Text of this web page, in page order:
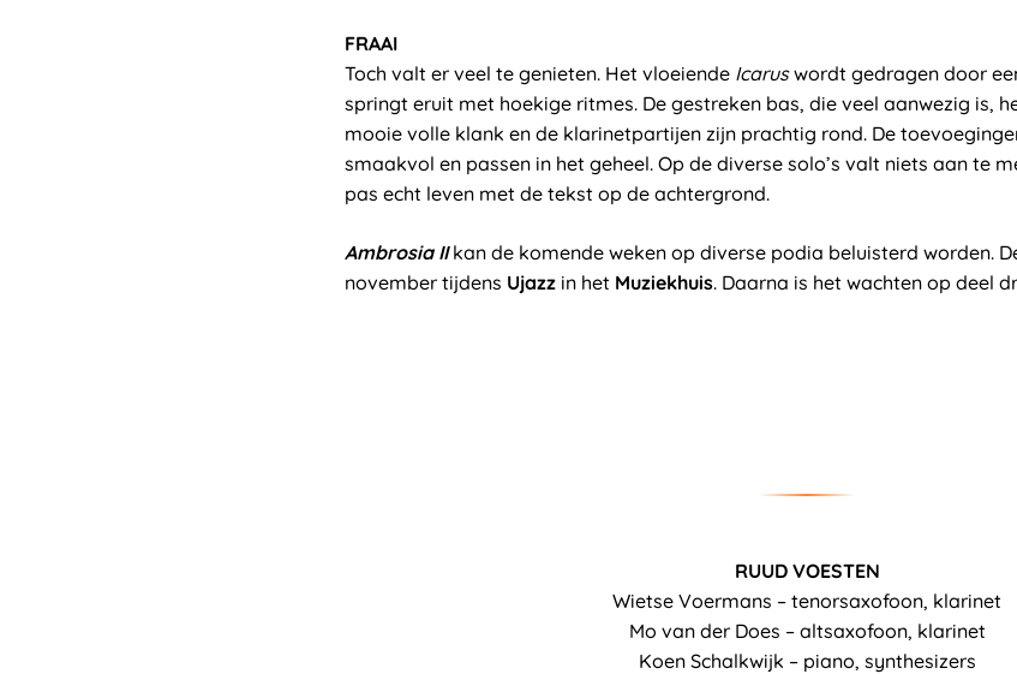
FRAAI
Toch valt er veel te genieten. Het vloeiende Icaruswordt gedragen door
springt eruit met hoekige ritmes. De gestreken bas, die veel aanwezig is,
mooie volle klank en de klarinetpartijen zijn prachtig rond. De
smaakvol en passen in het geheel. Op de diverse solo’s valt niets aan te
pas echt leven met de tekst op de achtergrond.
Ambrosia IIkan de komende weken op diverse podia beluisterd worden.
november tijdens Ujazz in het Muziekhuis. Daarna is het wachten op deel
RUUD VOESTEN
Wietse Voermans – tenorsaxofoon, klarinet
Mo van der Does – altsaxofoon, klarinet
Koen Schalkwijk – piano, synthesizers